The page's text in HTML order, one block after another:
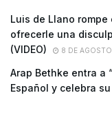
Luis de Llano
ofrecerle una
(VIDEO)
8 DE
Arap Bethke entra a
Español y celebra